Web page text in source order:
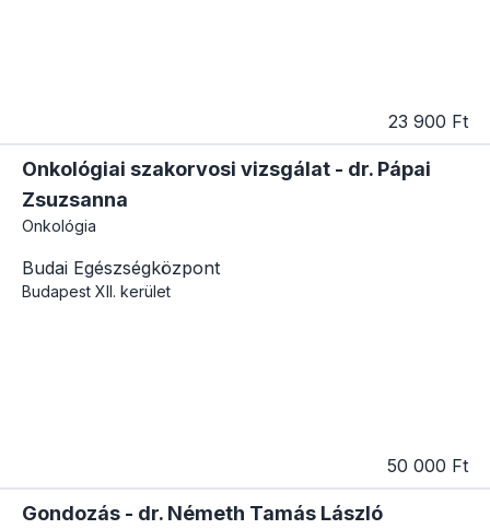
23 900 Ft
Onkológiai szakorvosi vizsgálat - dr. Pápai
Zsuzsanna
Onkológia
Budai Egészségközpont
Budapest XII. kerület
50 000 Ft
Gondozás - dr. Németh Tamás László